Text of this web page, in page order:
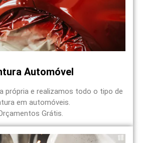
Automóvel
própria e realizamos todo o tipo de
em automóveis.
Grátis.